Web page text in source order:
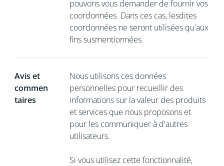
pouvons vous demander de fournir vos
coordonnées. Dans ces cas, lesdites
coordonnées ne seront utilisées qu'aux
fins susmentionnées.
Avis et
commen
taires
Nous utilisons ces données
personnelles pour recueillir des
informations sur la valeur des produits
et services que nous proposons et
pour les communiquer à d'autres
utilisateurs.
Si vous utilisez cette fonctionnalité,